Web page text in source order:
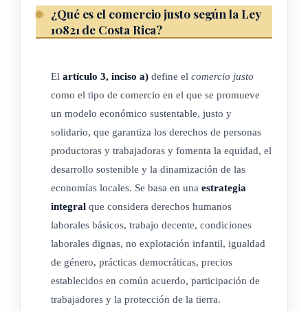
lograr la seguridad alimentaria y nutricional, fomentar el
consumo de productos de origen nacional producidos por
principios de comercio justo y solidario a nivel nacional. El
Estado, por medio de sus instituciones públicas, podrá
promover el desarrollo y la promoción de la infraestructura y
las inversiones y proyectos, bajo un esquema de desarrollo
sostenible y un manejo adecuado del medio ambiente, que
fortalezcan la dignificación social y económica de los
beneficiarios de esta ley.
ARTÍCULO 2
Principios del comercio justo
¿Qué es el comercio justo según la Ley
10821 de Costa Rica?
El artículo 3, inciso a) define el comercio justo
como el tipo de comercio en el que se promueve
un modelo económico sustentable, justo y
solidario, que garantiza los derechos de personas
productoras y trabajadoras y fomenta la equidad, el
desarrollo sostenible y la dinamización de las
economías locales. Se basa en una estrategia
integral que considera derechos humanos
laborales básicos, trabajo decente, condiciones
laborales dignas, no explotación infantil, igualdad
de género, prácticas democráticas, precios
establecidos en común acuerdo, participación de
trabajadores y la protección de la tierra.